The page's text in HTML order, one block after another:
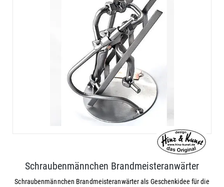
Schraubenmännchen Brandmeisteranwärter
Schraubenmännchen Brandmeisteranwärter als Geschenkidee für die